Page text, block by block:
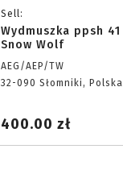
Sell:
Wydmuszka ppsh 41
Snow Wolf
AEG/AEP/TW
32-090 Słomniki, Polska
400.00 zł